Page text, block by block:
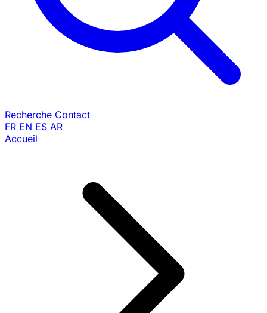
Recherche Contact
FR EN ES AR
Accueil